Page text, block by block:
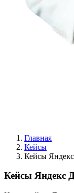
Главная
Кейсы
Кейсы
Кейсы Яндекс